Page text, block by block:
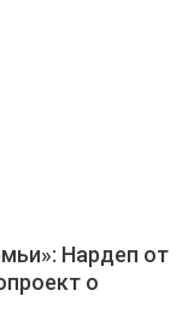
Нардеп от
о